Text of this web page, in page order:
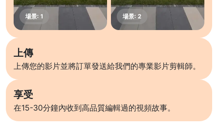
上傳
上傳您的影片並將訂單發送給我們的專業影片剪輯師。
享受
在15-30分鐘內收到高品質編輯過的視頻故事。